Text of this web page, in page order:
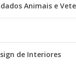
Animais e
de Interiores